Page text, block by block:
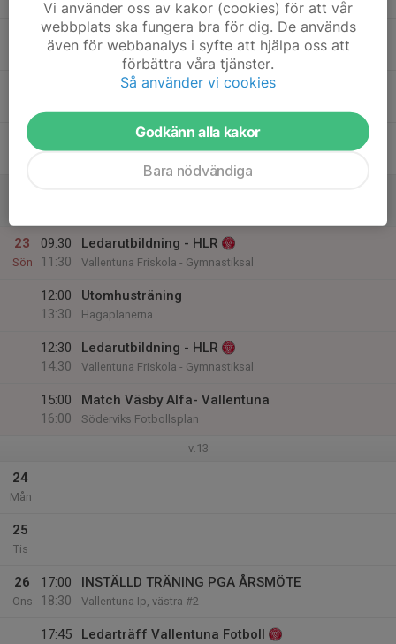
17:00
18:30
Utomhusträning P2015
Vallentuna Ip, västra #1
21
23
Sön
09:30
11:30
Ledarutbildning - HLR
Vallentuna Friskola - Gymnastiksal
12:00
13:30
Utomhusträning
Hagaplanerna
12:30
14:30
Ledarutbildning - HLR
Vallentuna Friskola - Gymnastiksal
15:00
16:00
Match Väsby Alfa- Vallentuna
Söderviks Fotbollsplan
v.13
24
Mån
25
Tis
26
Ons
17:00
18:30
INSTÄLLD TRÄNING PGA ÅRSMÖTE
Vallentuna Ip, västra #2
17:45
Ledarträff Vallentuna Fotboll
Vi använder oss av kakor (cookies) för att vår
webbplats ska fungera bra för dig. De används
även för webbanalys i syfte att hjälpa oss att
förbättra våra tjänster.
Så använder vi cookies
Godkänn alla kakor
Bara nödvändiga